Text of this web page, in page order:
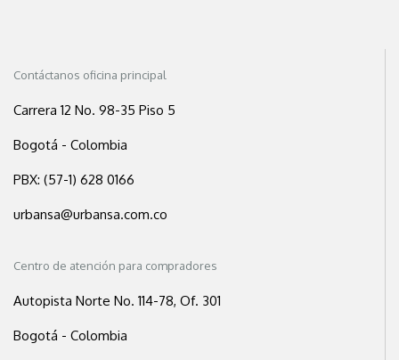
Contáctanos oficina principal
Carrera 12 No. 98-35 Piso 5
Bogotá - Colombia
PBX: (57-1) 628 0166
urbansa@urbansa.com.co
Centro de atención para compradores
Autopista Norte No. 114-78, Of. 301
Bogotá - Colombia